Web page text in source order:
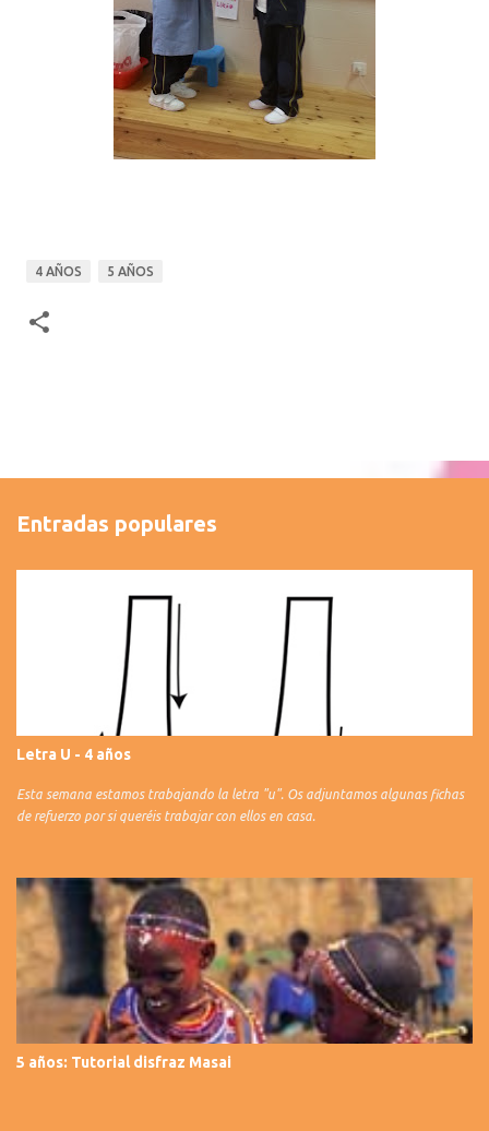
4 AÑOS 5 AÑOS
Entradas populares
Letra U - 4 años
Esta semana estamos trabajando la letra "u". Os adjuntamos algunas fichas
de refuerzo por si queréis trabajar con ellos en casa.
5 años: Tutorial disfraz Masai